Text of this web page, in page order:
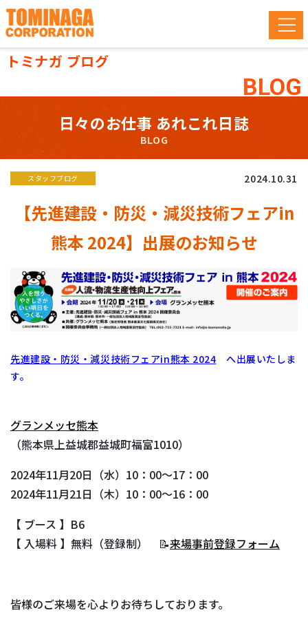
トミナガ ブログ
BLOG
日々のお仕事 あれこれ日誌
BLOG
スタッフブログ 2024.10.31
【先進建設・防災・減災技術フェアin
熊本 2024】出展のお知らせ
先進建設・防災・減災技術フェアin熊本 2024 へ出展いたしま
す。
グランメッセ熊本
（熊本県上益城郡益城町福富1010）
2024年11月20日（水）10：00～17：00
2024年11月21日（木）10：00～16：00
【 ブース 】B6
【 入場料 】無料（登録制） 📝来場事前登録フォーム
皆様のご来場を心よりお待ちしております。